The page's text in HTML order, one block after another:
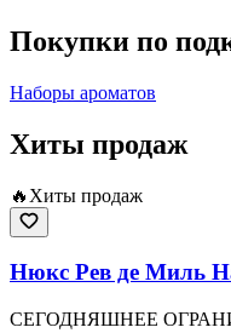
Покупки по
Наборы ароматов
Хиты продаж
🔥 Хиты продаж
Нюкс Рев де Миль
СЕГОДНЯШНЕЕ